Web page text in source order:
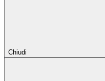
Chiudi